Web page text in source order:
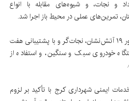
و نجات، و شیوه‌های مقابله با انواع
تمرین‌های عملی در محیط باز اجرا شد.
وی اضافه کرد: این مانور با حضور ۱۹ آتش‌نشان، نجات‌گر و با پشتیبانی هفت‌
خودروی سبک و سنگین، و استفاده از
ایمنی شهرداری کرج با تأکید بر لزوم